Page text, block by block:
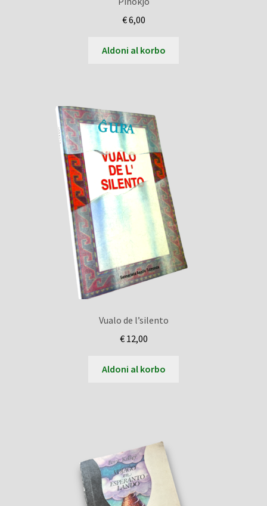
€6,00
Aldoni al korbo
Vualo de l’silento
€12,00
Aldoni al korbo